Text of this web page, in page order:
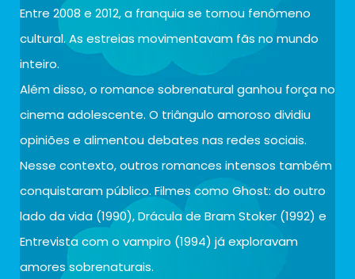
Entre 2008 e 2012, a franquia se tornou fenômeno
cultural. As estreias movimentavam fãs no mundo
inteiro.
Além disso, o romance sobrenatural ganhou força no
cinema adolescente. O triângulo amoroso dividiu
opiniões e alimentou debates nas redes sociais.
Nesse contexto, outros romances intensos também
conquistaram público. Filmes como Ghost: do outro
lado da vida (1990), Drácula de Bram Stoker (1992) e
Entrevista com o vampiro (1994) já exploravam
amores sobrenaturais.